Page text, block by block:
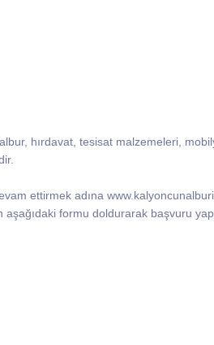
hırdavat, tesisat malzemeleri,
ettirmek adına
formu doldurarak başvuru